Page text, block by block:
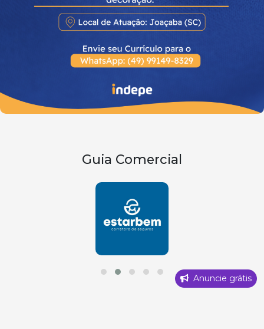
Guia Comercial
Anuncie grátis